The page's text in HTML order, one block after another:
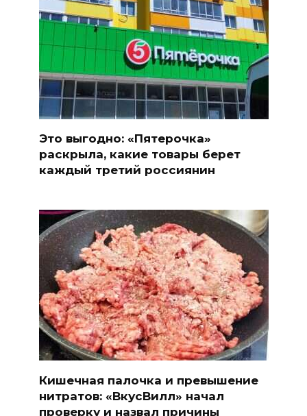
Это выгодно: «Пятерочка»
раскрыла, какие товары берет
каждый третий россиянин
Кишечная палочка и превышение
нитратов: «ВкусВилл» начал
проверку и назвал причины